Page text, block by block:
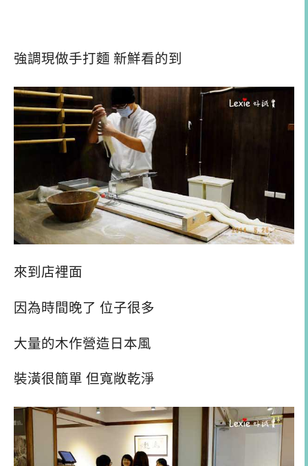
強調現做手打麵 新鮮看的到
來到店裡面
因為時間晚了 位子很多
大量的木作營造日本風
裝潢很簡單 但寬敞乾淨